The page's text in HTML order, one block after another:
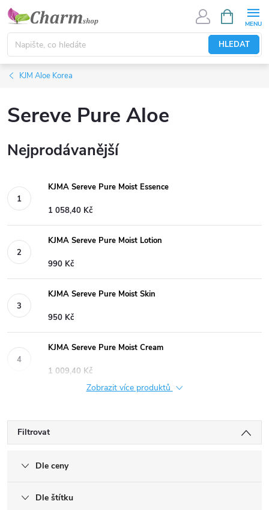
Přejít
obsah
HLEDAT
NÁKUPNÍ
KOŠÍK
KJM Aloe Korea
Sereve Pure Aloe
Nejprodávanější
KJMA Sereve Pure Moist Essence
1 058,40 Kč
KJMA Sereve Pure Moist Lotion
990 Kč
KJMA Sereve Pure Moist Skin
950 Kč
KJMA Sereve Pure Moist Cream
1 009,40 Kč
Zobrazit více produktů
Filtrovat
Dle ceny
Dle štítku